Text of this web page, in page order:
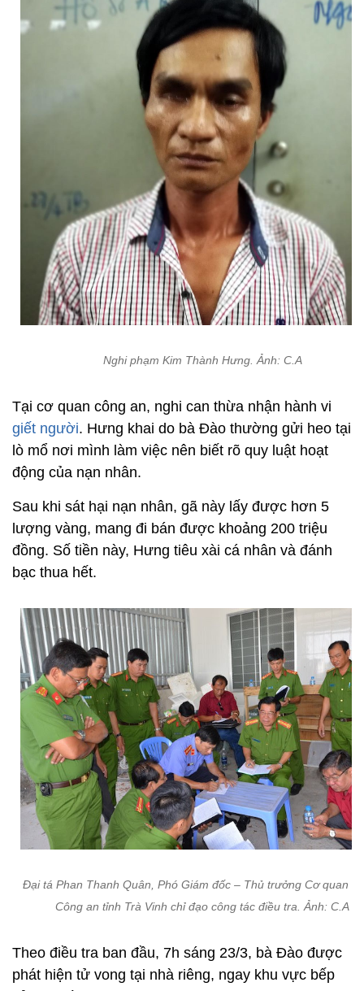
Nghi phạm Kim Thành Hưng. Ảnh: C.A
Tại cơ quan công an, nghi can thừa nhận hành vi
giết người. Hưng khai do bà Đào thường gửi heo tại
lò mổ nơi mình làm việc nên biết rõ quy luật hoạt
động của nạn nhân.
Sau khi sát hại nạn nhân, gã này lấy được hơn 5
lượng vàng, mang đi bán được khoảng 200 triệu
đồng. Số tiền này, Hưng tiêu xài cá nhân và đánh
bạc thua hết.
Đại tá Phan Thanh Quân, Phó Giám đốc – Thủ trưởng Cơ quan
Công an tỉnh Trà Vinh chỉ đạo công tác điều tra. Ảnh: C.A
Theo điều tra ban đầu, 7h sáng 23/3, bà Đào được
phát hiện tử vong tại nhà riêng, ngay khu vực bếp